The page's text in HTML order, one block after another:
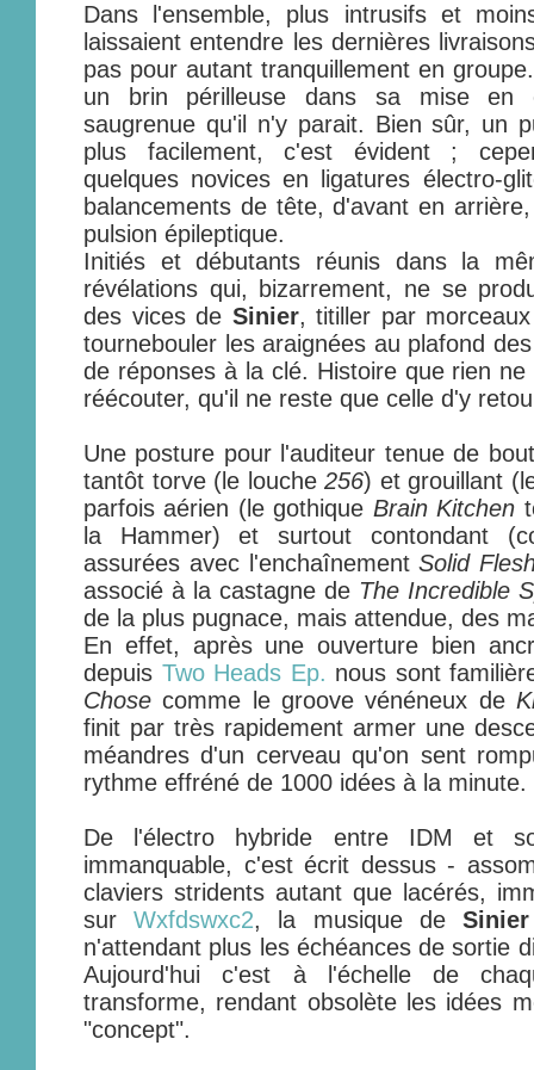
Dans l'ensemble, plus intrusifs et
laissaient entendre les dernières
pas pour autant tranquillement en
un brin périlleuse dans sa mise en
saugrenue qu'il n'y parait. Bien sûr, un
plus facilement, c'est évident ;
quelques novices en ligatures électro-
balancements de tête, d'avant en
pulsion épileptique.
Initiés et débutants réunis dans la
révélations qui, bizarrement, ne se
des vices de Sinier, titiller par
tournebouler les araignées au plafond
de réponses à la clé. Histoire que rien
réécouter, qu'il ne reste que celle d'y
Une posture pour l'auditeur tenue de
tantôt torve (le louche 256) et grouillant
parfois aérien (le gothique Brain Kitchen
la Hammer) et surtout contondant
assurées avec l'enchaînementSolid
associé à la castagne de The Incredible
de la plus pugnace, mais attendue, des
En effet, après une ouverture bien
depuis Two Heads Ep. nous sont
Chose comme le groove vénéneux de
finit par très rapidement armer une
méandres d'un cerveau qu'on sent
rythme effréné de 1000 idées à la minute.
De l'électro hybride entre IDM et
immanquable, c'est écrit dessus -
claviers stridents autant que lacérés,
surWxfdswxc2, la musique deSinier
n'attendant plus les échéances de sortie
Aujourd'hui c'est à l'échelle de
transforme, rendant obsolète les idées
"concept".